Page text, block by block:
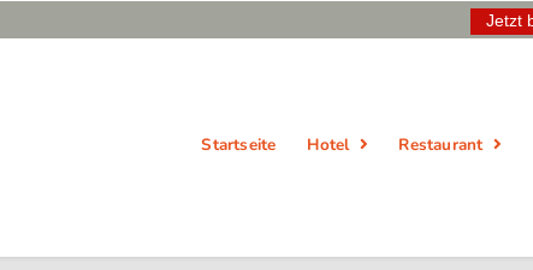
Jetzt
Startseite Hotel Restaurant